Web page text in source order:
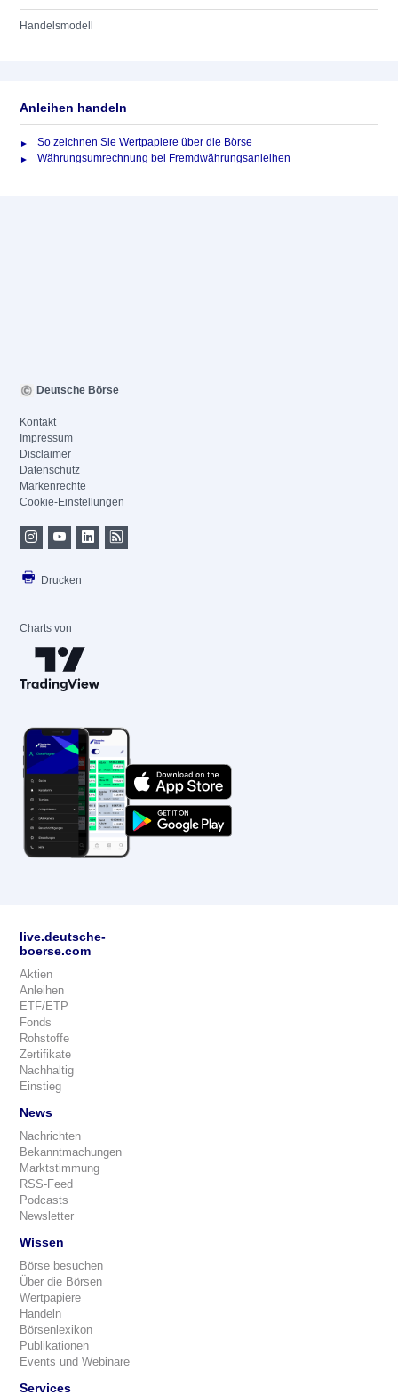
Handelsmodell
Anleihen handeln
So zeichnen Sie Wertpapiere über die Börse
Währungsumrechnung bei Fremdwährungsanleihen
Deutsche Börse
Kontakt
Impressum
Disclaimer
Datenschutz
Markenrechte
Cookie-Einstellungen
Drucken
Charts von
live.deutsche-
boerse.com
Aktien
Anleihen
ETF/ETP
Fonds
Rohstoffe
Zertifikate
Nachhaltig
Einstieg
News
Nachrichten
Bekanntmachungen
Marktstimmung
RSS-Feed
Podcasts
Newsletter
Wissen
Börse besuchen
Über die Börsen
Wertpapiere
Handeln
Börsenlexikon
Publikationen
Events und Webinare
Services